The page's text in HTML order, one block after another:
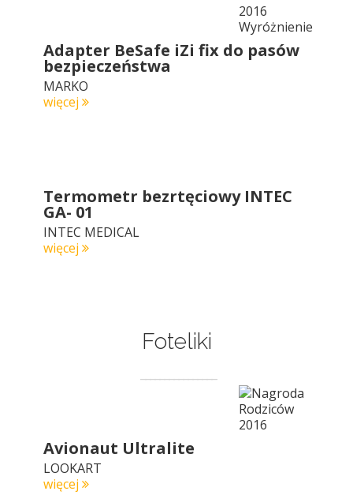
Adapter BeSafe iZi fix do pasów
bezpieczeństwa
MARKO
więcej
Termometr bezrtęciowy INTEC
GA- 01
INTEC MEDICAL
więcej
Foteliki
Avionaut Ultralite
LOOKART
więcej